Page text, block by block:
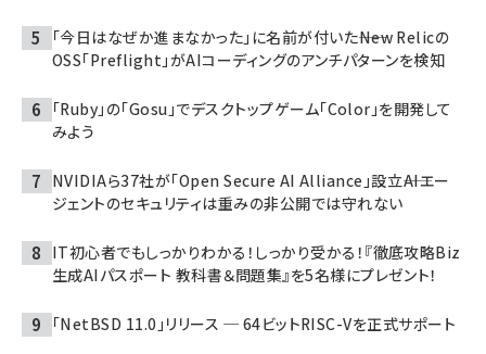
「今日はなぜか進まなかった」に名前が付いた――New Relicの
OSS「Preflight」がAIコーディングのアンチパターンを検知
「Ruby」の「Gosu」でデスクトップゲーム「Color」を開発して
みよう
NVIDIAら37社が「Open Secure AI Alliance」設立――AIエー
ジェントのセキュリティは重みの非公開では守れない
IT初心者でもしっかりわかる！しっかり受かる！『徹底攻略Biz
生成AIパスポート 教科書＆問題集』を5名様にプレゼント！
「NetBSD 11.0」リリース ─ 64ビットRISC-Vを正式サポート